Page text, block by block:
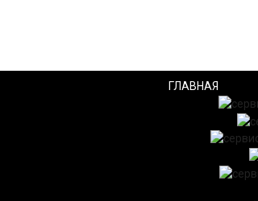
ГЛАВНАЯ